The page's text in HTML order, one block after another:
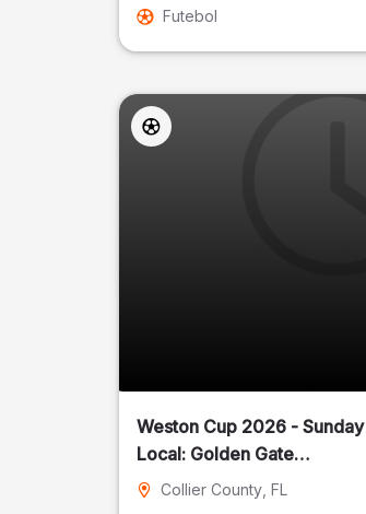
Futebol
Weston Cup 2026 - Sunday
Local: Golden Gate
Community Park
Collier County , FL